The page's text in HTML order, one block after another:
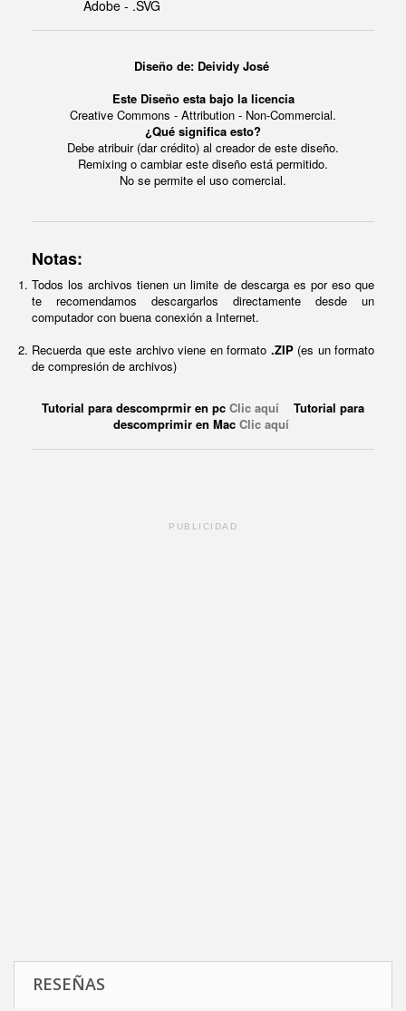
Adobe - .SVG
Diseño de: Deividy José
Este Diseño esta bajo la licencia
Creative Commons - Attribution - Non-Commercial.
¿Qué significa esto?
Debe atribuir (dar crédito) al creador de este diseño.
Remixing o cambiar este diseño está permitido.
No se permite el uso comercial.
Notas:
Todos los archivos tienen un limite de descarga es por eso que
te recomendamos descargarlos directamente desde un
computador con buena conexión a Internet.
Recuerda que este archivo viene en formato .ZIP(es un formato
de compresión de archivos)
Tutorial para descomprmir en pc Clic aquí Tutorial para
descomprimir en Mac Clic aquí
PUBLICIDAD
RESEÑAS